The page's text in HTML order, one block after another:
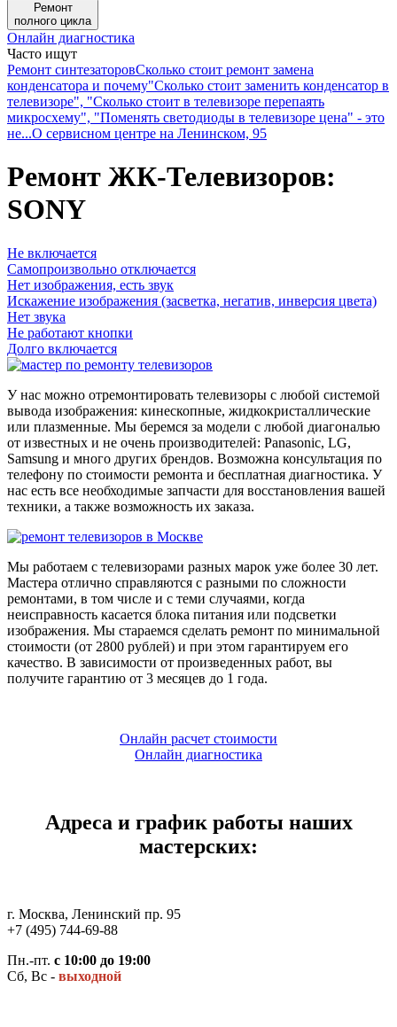
Ремонт
полного цикла
Онлайн диагностика
Часто ищут
Ремонт синтезаторовСколько стоит ремонт замена
конденсатора и почему"Сколько стоит заменить конденсатор в
телевизоре", "Сколько стоит в телевизоре перепаять
микросхему", "Поменять светодиоды в телевизоре цена" - это
не...О сервисном центре на Ленинском, 95
Ремонт ЖК-Телевизоров:
SONY
Не включается
Самопроизвольно отключается
Нет изображения, есть звук
Искажение изображения (засветка, негатив, инверсия цвета)
Нет звука
Не работают кнопки
Долго включается
У нас можно отремонтировать телевизоры с любой системой
вывода изображения: кинескопные, жидкокристаллические
или плазменные. Мы беремся за модели с любой диагональю
от известных и не очень производителей: Panasonic, LG,
Samsung и много других брендов. Возможна консультация по
телефону по стоимости ремонта и бесплатная диагностика. У
нас есть все необходимые запчасти для восстановления вашей
техники, а также возможность их заказа.
Мы работаем с телевизорами разных марок уже более 30 лет.
Мастера отлично справляются с разными по сложности
ремонтами, в том числе и с теми случаями, когда
неисправность касается блока питания или подсветки
изображения. Мы стараемся сделать ремонт по минимальной
стоимости (от 2800 рублей) и при этом гарантируем его
качество. В зависимости от произведенных работ, вы
получите гарантию от 3 месяцев до 1 года.
Онлайн расчет стоимости
Онлайн диагностика
Адреса и график работы наших
мастерских:
г. Москва, Ленинский пр. 95
+7 (495) 744-69-88
Пн.-пт. с 10:00 до 19:00
Сб, Вс - выходной